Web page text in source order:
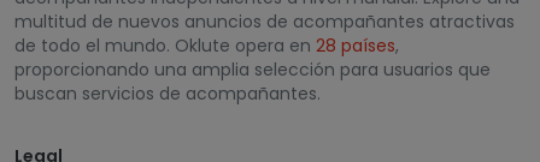
multitud de nuevos anuncios de acompañantes atractivas
de todo el mundo. Oklute opera en 28 países,
proporcionando una amplia selección para usuarios que
buscan servicios de acompañantes.
Legal